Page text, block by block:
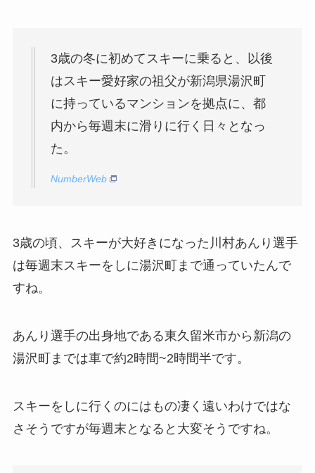
3歳の冬に初めてスキーに乗ると、以後
はスキー愛好家の祖父が新潟県湯沢町
に持っているマンションを拠点に、都
内から毎週末に滑りに行く日々となっ
た。
NumberWeb
3歳の頃、スキーが大好きになった川村あんり選手
は毎週末スキーをしに湯沢町まで通っていたんで
すね。
あんり選手の出身地である東久留米市から新潟の
湯沢町までは車で約2時間~2時間半です。
スキーをしに行くのにはもの凄く遠いわけではな
さそうですが毎週末となると大変そうですね。